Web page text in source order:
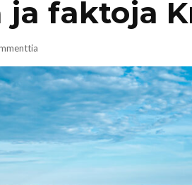
Kaukasia
Turkki
Uzbekistan
ja faktoja
ja
faktoja
Kroatiasta